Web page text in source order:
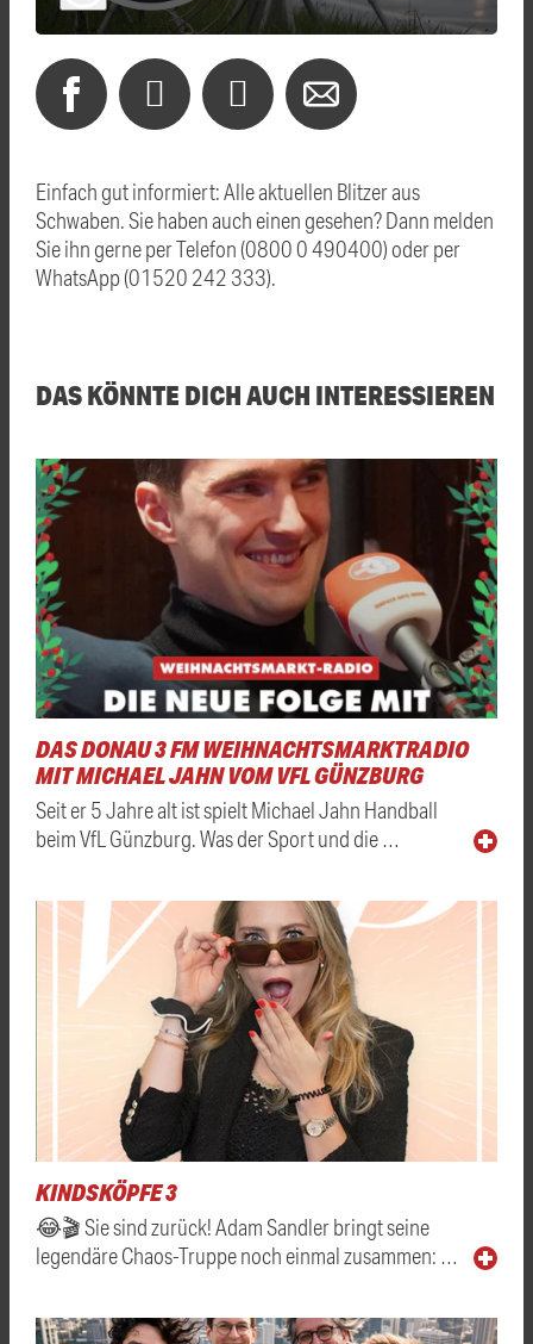
Einfach gut informiert: Alle aktuellen Blitzer aus
Schwaben. Sie haben auch einen gesehen? Dann melden
Sie ihn gerne per Telefon (0800 0 490400) oder per
WhatsApp (01520 242 333).
DAS KÖNNTE DICH AUCH INTERESSIEREN
DAS DONAU 3 FM WEIHNACHTSMARKTRADIO
MIT MICHAEL JAHN VOM VFL GÜNZBURG
Seit er 5 Jahre alt ist spielt Michael Jahn Handball
beim VfL Günzburg. Was der Sport und die …
KINDSKÖPFE 3
😂🎬 Sie sind zurück! Adam Sandler bringt seine
legendäre Chaos-Truppe noch einmal zusammen: …